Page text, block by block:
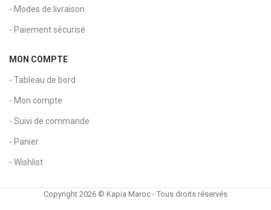
- Modes de livraison
- Paiement sécurisé
MON COMPTE
- Tableau de bord
- Mon compte
- Suivi de commande
- Panier
- Wishlist
Copyright 2026 © Kapia Maroc - Tous droits réservés